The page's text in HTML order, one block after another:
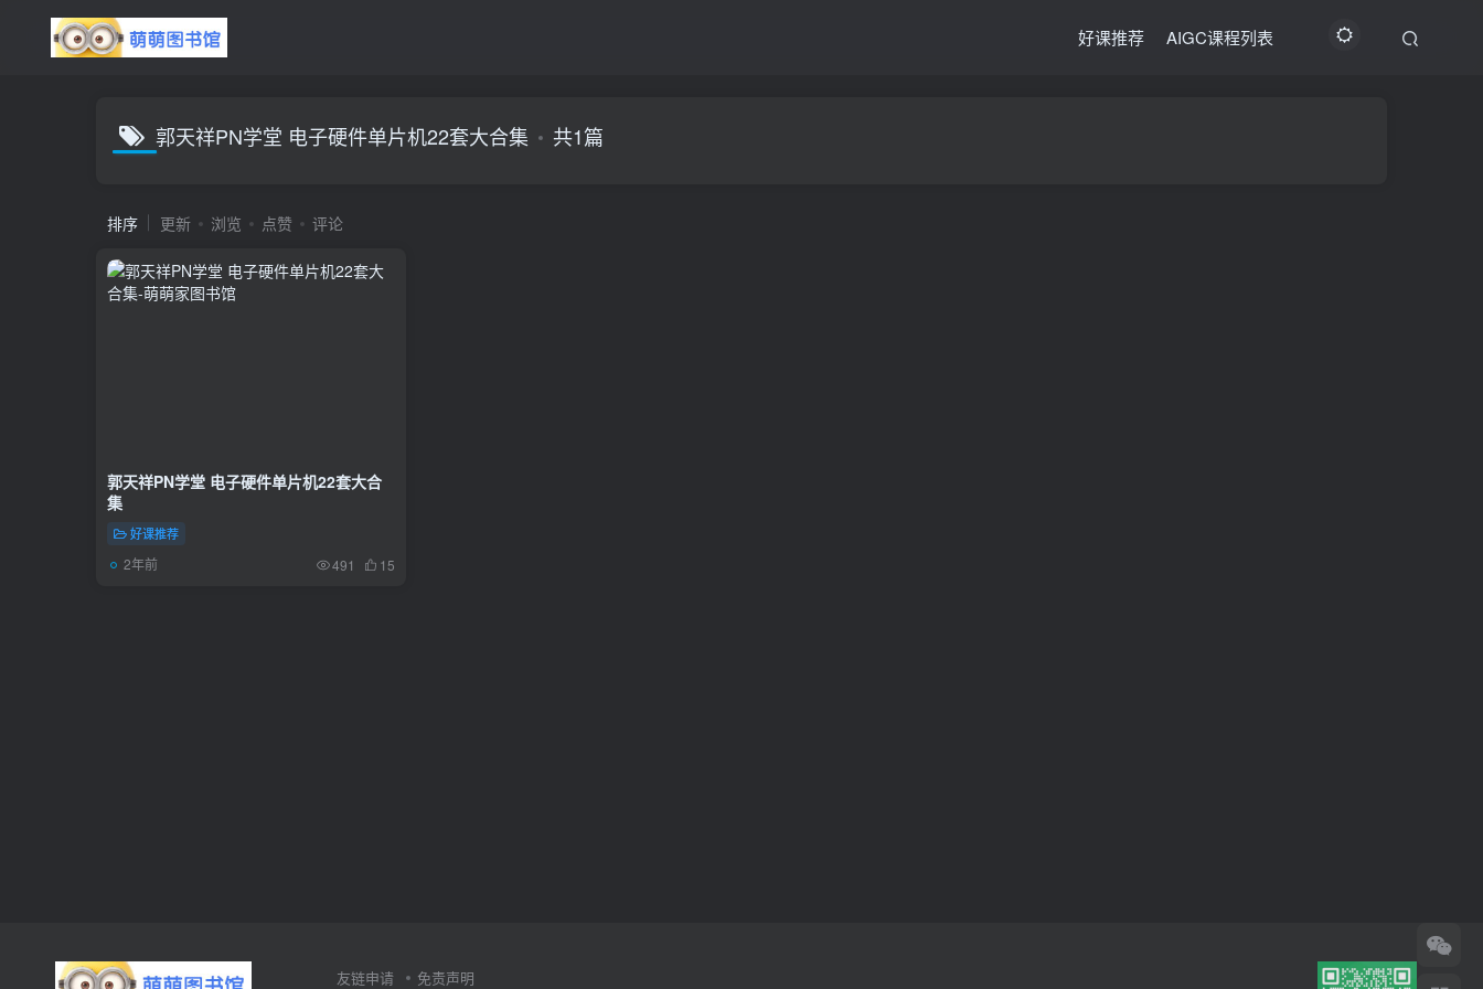
好课推荐 AIGC课程列表
郭天祥PN学堂 电子硬件单片机22套大合集 共1篇
排序 更新 浏览 点赞 评论
郭天祥PN学堂 电子硬件单片机22套大合
集
好课推荐
2年前 491 15
友链申请 免责声明